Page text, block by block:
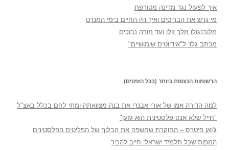
איך לפעול נגד מדינה מטורפת
מי גרש את הבריטים ואיך היו החיים בימי המנדט
מלובנגולו מלך זולו ועד מורה נבוכים
מכתב גלוי ל"אידיוטים שימושיים"
הרשומות הנצפות ביותר (בכל הזמנים)
למה הדירה אמו של אורי אבנרי את בנה מצוואתה ומתי לחם בכלל באצ"ל
"חייל שלא אנס פלסטינית הוא גזען"
ג'ואן פיטרס – החוקרת שחשפה את הבלוף של הפליטים הפלסטינים
המפות שכל תלמיד ישראלי חייב להכיר